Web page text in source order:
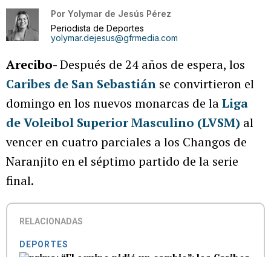
Por Yolymar de Jesús Pérez
Periodista de Deportes
yolymar.dejesus@gfrmedia.com
Arecibo-Después de 24 años de espera, los
Caribes de San Sebastián se convirtieron el
domingo en los nuevos monarcas de laLiga
de Voleibol Superior Masculino (LVSM) al
vencer en cuatro parciales a los Changos de
Naranjito en el séptimo partido de la serie
final.
RELACIONADAS
DEPORTES